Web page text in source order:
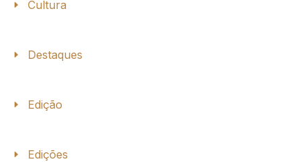
Cultura
Destaques
Edição
Edições